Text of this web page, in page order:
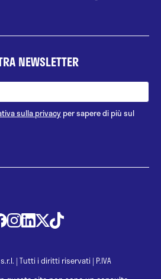
NEWSLETTER
sulla privacyper sapere di più sul
| Tutti i diritti riservati | P.IVA